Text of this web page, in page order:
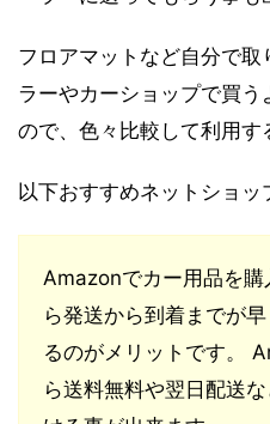
フロアマットなど自分で
ラーやカーショップで買
ので、色々比較して利用す
以下おすすめネットショッ
Amazonでカー用品を
ら発送から到着までが
るのがメリットです。
ら送料無料や翌日配送